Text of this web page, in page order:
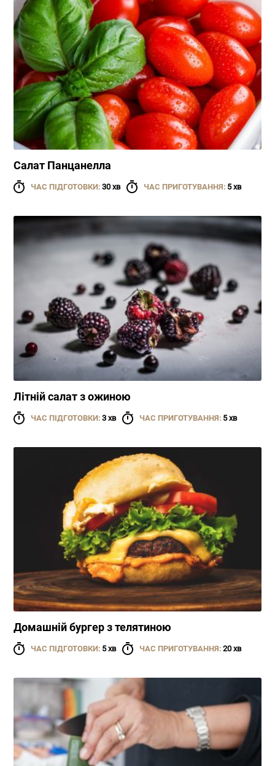
Cалат Панцанелла
ЧАС ПІДГОТОВКИ: 30 хв ЧАС ПРИГОТУВАННЯ: 5 хв
Літній салат з ожиною
ЧАС ПІДГОТОВКИ: 3 хв ЧАС ПРИГОТУВАННЯ: 5 хв
Домашній бургер з телятиною
ЧАС ПІДГОТОВКИ: 5 хв ЧАС ПРИГОТУВАННЯ: 20 хв